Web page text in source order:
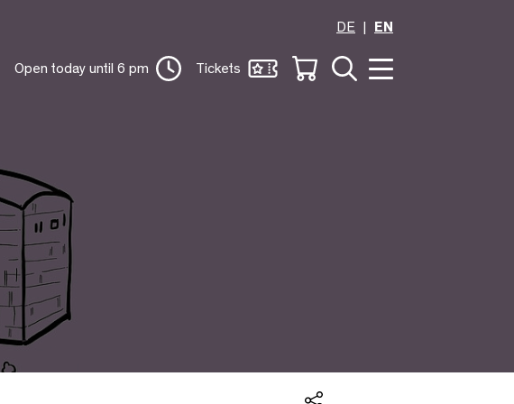
DE
EN
Open today until 6 pm Tickets